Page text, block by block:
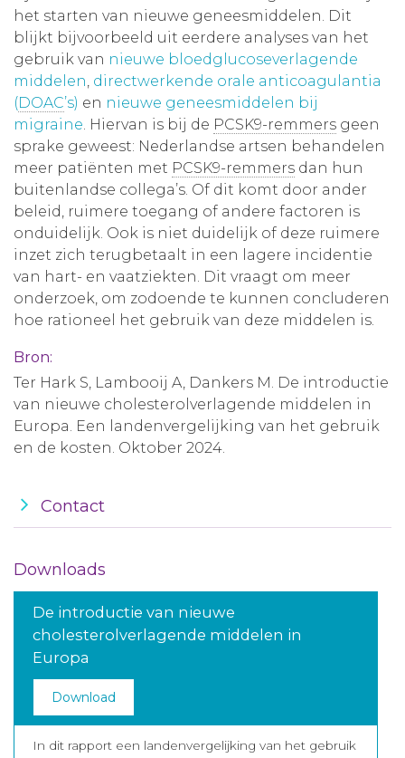
het starten van nieuwe geneesmiddelen. Dit
blijkt bijvoorbeeld uit eerdere analyses van het
gebruik van nieuwe bloedglucoseverlagende
middelen, directwerkende orale anticoagulantia
(DOAC’s) en nieuwe geneesmiddelen bij
migraine. Hiervan is bij de PCSK9-remmers geen
sprake geweest: Nederlandse artsen behandelen
meer patiënten met PCSK9-remmers dan hun
buitenlandse collega’s. Of dit komt door ander
beleid, ruimere toegang of andere factoren is
onduidelijk. Ook is niet duidelijk of deze ruimere
inzet zich terugbetaalt in een lagere incidentie
van hart- en vaatziekten. Dit vraagt om meer
onderzoek, om zodoende te kunnen concluderen
hoe rationeel het gebruik van deze middelen is.
Bron:
Ter Hark S, Lambooij A, Dankers M. De introductie
van nieuwe cholesterolverlagende middelen in
Europa. Een landenvergelijking van het gebruik
en de kosten. Oktober 2024.
Contact
Downloads
De introductie van nieuwe
cholesterolverlagende middelen in
Europa
Download
In dit rapport een landenvergelijking van het gebruik